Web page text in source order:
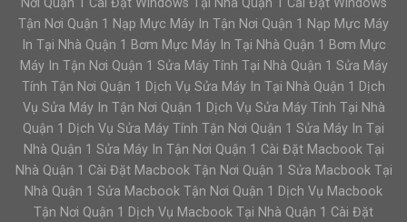
Nơi Quận 1 Cài Đặt Windows Tại Nhà Quận 1 Cài Đặt Windows
Tận Nơi Quận 1 Nạp Mực Máy In Tận Nơi Quận 1 Nạp Mực Máy
In Tại Nhà Quận 1 Bơm Mực Máy In Tại Nhà Quận 1 Bơm Mực
Máy In Tận Nơi Quận 1 Sửa Máy Tính Tại Nhà Quận 1 Sửa Máy
Tính Tận Nơi Quận 1 Dịch Vụ Sửa Máy In Tại Nhà Quận 1 Dịch
Vụ Sửa Máy In Tận Nơi Quận 1 Dịch Vụ Sửa Máy Tính Tại Nhà
Quận 1 Dịch Vụ Sửa Máy Tính Tận Nơi Quận 1 Sửa Máy In Tại
Nhà Quận 1 Sửa Máy In Tận Nơi Quận 1 Cài Đặt Macbook Tại
Nhà Quận 1 Cài Đặt Macbook Tận Nơi Quận 1 Sửa Macbook Tại
Nhà Quận 1 Sửa Macbook Tận Nơi Quận 1 Dịch Vụ Macbook
Tận Nơi Quận 1 Dịch Vụ Macbook Tại Nhà Quận 1 Cài Đặt